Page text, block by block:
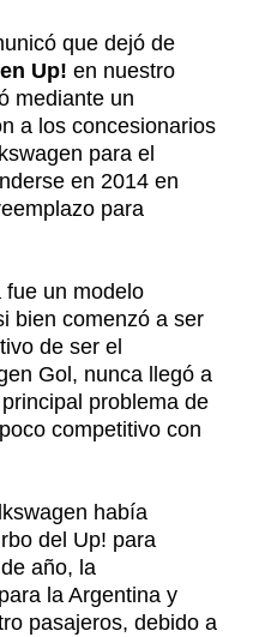
que dejó de
Up! en nuestro
mediante un
a los concesionarios
para el
en 2014 en
para
fue un modelo
bien comenzó a ser
de ser el
Gol, nunca llegó a
problema de
competitivo con
había
del Up! para
año, la
la Argentina y
pasajeros, debido a